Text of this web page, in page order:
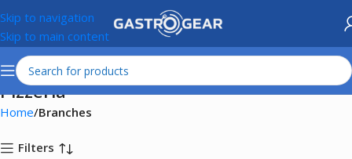
Skip to navigation
Skip to main content
Pizzeria
Home Branches
Filters